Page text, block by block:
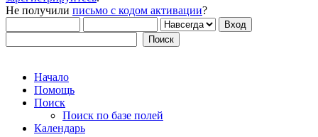
Не получили письмо с кодом активации?
Начало
Помощь
Поиск
Поиск по базе полей
Календарь